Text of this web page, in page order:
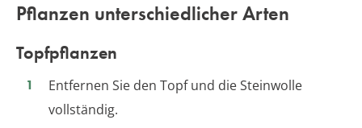
Pflanzen unterschiedlicher Arten
Topfpflanzen
Entfernen Sie den Topf und die Steinwolle
vollständig.